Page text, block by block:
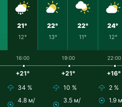
21°
12°
22°
13°
22°
11°
24°
12°
16:00
+21°
34 %
4.8 м/
19:00
+21°
10 %
3.5 м/
22:00
+16°
2 %
1.9